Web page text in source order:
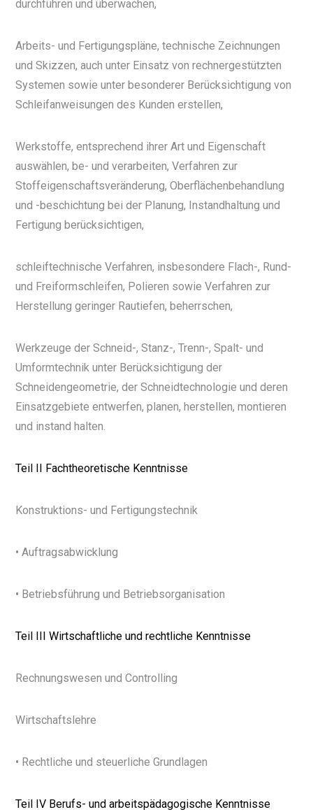
durchführen und überwachen,
Arbeits- und Fertigungspläne, technische Zeichnungen
und Skizzen, auch unter Einsatz von rechnergestützten
Systemen sowie unter besonderer Berücksichtigung von
Schleifanweisungen des Kunden erstellen,
Werkstoffe, entsprechend ihrer Art und Eigenschaft
auswählen, be- und verarbeiten, Verfahren zur
Stoffeigenschaftsveränderung, Oberflächenbehandlung
und -beschichtung bei der Planung, Instandhaltung und
Fertigung berücksichtigen,
schleiftechnische Verfahren, insbesondere Flach-, Rund-
und Freiformschleifen, Polieren sowie Verfahren zur
Herstellung geringer Rautiefen, beherrschen,
Werkzeuge der Schneid-, Stanz-, Trenn-, Spalt- und
Umformtechnik unter Berücksichtigung der
Schneidengeometrie, der Schneidtechnologie und deren
Einsatzgebiete entwerfen, planen, herstellen, montieren
und instand halten.
Teil II Fachtheoretische Kenntnisse
Konstruktions- und Fertigungstechnik
• Auftragsabwicklung
• Betriebsführung und Betriebsorganisation
Teil III Wirtschaftliche und rechtliche Kenntnisse
Rechnungswesen und Controlling
Wirtschaftslehre
• Rechtliche und steuerliche Grundlagen
Teil IV Berufs- und arbeitspädagogische Kenntnisse